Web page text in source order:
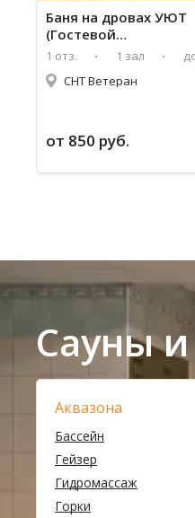
Баня на дровах УЮТ
(Гостевой
дом+Беседка)
1 отз. 1 зал
СНТ Ветеран
от 850 руб.
Сауны
Аквазона
Бассейн
Гейзер
Гидромассаж
Горки